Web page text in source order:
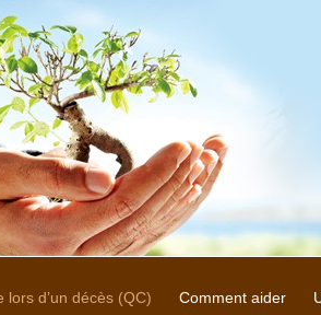
lors d’un décès (QC) Comment aider